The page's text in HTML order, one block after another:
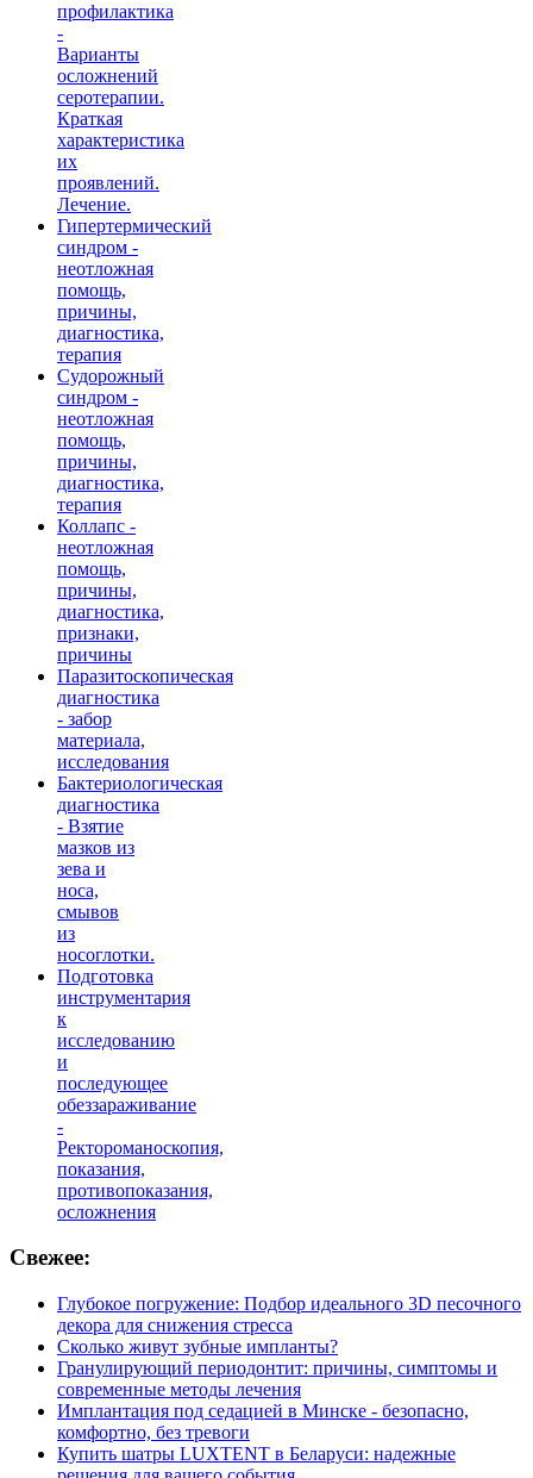
профилактика
-
Варианты
осложнений
серотерапии.
Краткая
характеристика
их
проявлений.
Лечение.
Гипертермический
синдром -
неотложная
помощь,
причины,
диагностика,
терапия
Судорожный
синдром -
неотложная
помощь,
причины,
диагностика,
терапия
Коллапс -
неотложная
помощь,
причины,
диагностика,
признаки,
причины
Паразитоскопическая
диагностика
- забор
материала,
исследования
Бактериологическая
диагностика
- Взятие
мазков из
зева и
носа,
смывов
из
носоглотки.
Подготовка
инструментария
к
исследованию
и
последующее
обеззараживание
-
Ректороманоскопия,
показания,
противопоказания,
осложнения
Свежее:
Глубокое погружение: Подбор идеального 3D песочного
декора для снижения стресса
Сколько живут зубные импланты?
Гранулирующий периодонтит: причины, симптомы и
современные методы лечения
Имплантация под седацией в Минске - безопасно,
комфортно, без тревоги
Купить шатры LUXTENT в Беларуси: надежные